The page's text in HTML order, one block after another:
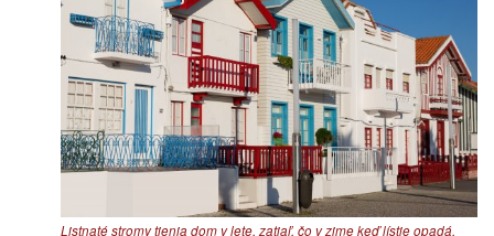
Listnaté stromy tienia dom v lete, zatiaľ, čo v zime keď lístie opadá,